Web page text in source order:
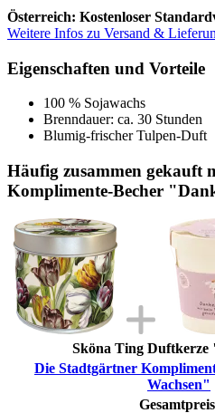
Österreich: Kostenloser
Weitere Infos zu Versand &
Eigenschaften und Vorteile
100 % Sojawachs
Brenndauer: ca. 30 Stunden
Blumig-frischer Tulpen-Duft
Häufig zusammen gekauft
Komplimente-Becher
Sköna Ting
Die Stadtgärtner
Wachsen"